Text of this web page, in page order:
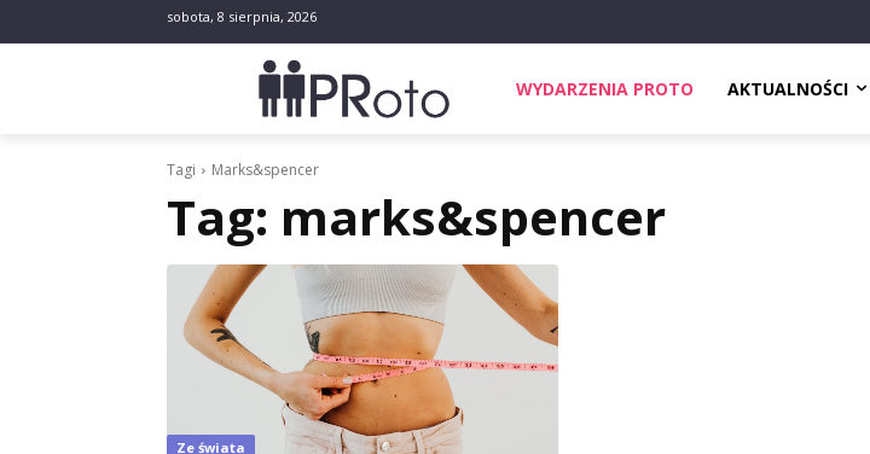
sobota, 8 sierpnia, 2026
WYDARZENIA PROTO AKTUALNOŚCI
Tagi Marks&spencer
Tag: marks&spencer
Ze świata